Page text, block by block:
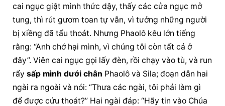
cai ngục giật mình thức dậy, thấy các cửa ngục mở
tung, thì rút gươm toan tự vẫn, vì tưởng những người
bị xiềng đã tẩu thoát. Nhưng Phaolô kêu lớn tiếng
rằng: “Anh chớ hại mình, vì chúng tôi còn tất cả ở
đây”. Viên cai ngục gọi lấy đèn, rồi chạy vào tù, và run
rẩy sấp mình dưới chân Phaolô và Sila; đoạn dẫn hai
ngài ra ngoài và nói: “Thưa các ngài, tôi phải làm gì
để được cứu thoát?” Hai ngài đáp: “Hãy tin vào Chúa